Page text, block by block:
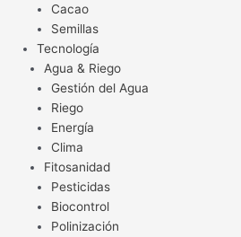
Cacao
Semillas
Tecnología
Agua & Riego
Gestión del Agua
Riego
Energía
Clima
Fitosanidad
Pesticidas
Biocontrol
Polinización